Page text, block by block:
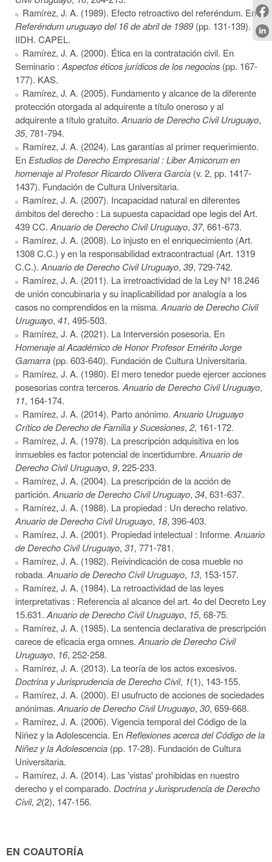
Ramírez, J. A. (1989). Efecto retroactivo del referéndum. En
Referéndum uruguayo del 16 de abril de 1989(pp. 131-139).
IIDH. CAPEL.
Ramírez, J. A. (2000). Ética en la contratación civil. En
Seminario :Aspectos éticos jurídicos de los negocios (pp. 167-
177). KAS.
Ramírez, J. A. (2005). Fundamento y alcance de la diferente
protección otorgada al adquirente a título oneroso y al
adquirente a título gratuito.Anuario de Derecho Civil Uruguayo,
35, 781-794.
Ramírez, J. A. (2024). Las garantías al primer requerimiento.
EnEstudios de Derecho Empresarial : Liber Amicorum en
homenaje al Profesor Ricardo Olivera García (v. 2, pp. 1417-
1437). Fundación de Cultura Universitaria.
Ramírez, J. A. (2007). Incapacidad natural en diferentes
ámbitos del derecho : La supuesta capacidad ope legis del Art.
439 CC.Anuario de Derecho Civil Uruguayo, 37, 661-673.
Ramírez, J. A. (2008). Lo injusto en el enriquecimiento (Art.
1308 C.C.) y en la responsabilidad extracontractual (Art. 1319
C.C.).Anuario de Derecho Civil Uruguayo, 39, 729-742.
Ramírez, J. A. (2011). La irretroactividad de la Ley Nº 18.246
de unión concubinaria y su inaplicabilidad por analogía a los
casos no comprendidos en la misma.Anuario de Derecho Civil
Uruguayo, 41, 495-503.
Ramírez, J. A. (2021). La Interversión posesoria. En
Homenaje al Académico de Honor Profesor Emérito Jorge
Gamarra (pp. 603-640). Fundación de Cultura Universitaria.
Ramírez, J. A. (1980). El mero tenedor puede ejercer acciones
posesorias contra terceros.Anuario de Derecho Civil Uruguayo,
11, 164-174.
Ramírez, J. A. (2014). Parto anónimo.Anuario Uruguayo
Crítico de Derecho de Familia y Sucesiones, 2, 161-172.
Ramírez, J. A. (1978). La prescripción adquisitiva en los
inmuebles es factor potencial de incertidumbre.Anuario de
Derecho Civil Uruguayo, 9, 225-233.
Ramírez, J. A. (2004). La prescripción de la acción de
partición.Anuario de Derecho Civil Uruguayo, 34, 631-637.
Ramírez, J. A. (1988). La propiedad : Un derecho relativo.
Anuario de Derecho Civil Uruguayo, 18, 396-403.
Ramírez, J. A. (2001). Propiedad intelectual : Informe.Anuario
de Derecho Civil Uruguayo, 31, 771-781.
Ramírez, J. A. (1982). Reivindicación de cosa mueble no
robada.Anuario de Derecho Civil Uruguayo, 13, 153-157.
Ramírez, J. A. (1984). La retroactividad de las leyes
interpretativas : Referencia al alcance del art. 4o del Decreto Ley
15.631.Anuario de Derecho Civil Uruguayo, 15, 68-75.
Ramírez, J. A. (1985). La sentencia declarativa de prescripción
carece de eficacia erga omnes.Anuario de Derecho Civil
Uruguayo, 16, 252-258.
Ramírez, J. A. (2013). La teoría de los actos excesivos.
Doctrina y Jurisprudencia de Derecho Civil, 1(1), 143-155.
Ramírez, J. A. (2000). El usufructo de acciones de sociedades
anónimas.Anuario de Derecho Civil Uruguayo, 30, 659-668.
Ramírez, J. A. (2006). Vigencia temporal del Código de la
Niñez y la Adolescencia. EnReflexiones acerca del Código de la
Niñez y la Adolescencia (pp. 17-28). Fundación de Cultura
Universitaria.
Ramírez, J. A. (2014). Las 'vistas' prohibidas en nuestro
derecho y el comparado. Doctrina y Jurisprudencia de Derecho
Civil, 2(2), 147-156.
EN COAUTORÍA